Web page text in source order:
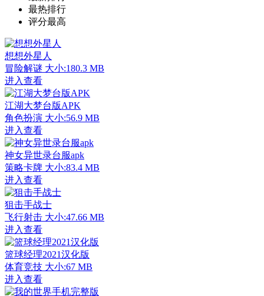
最热排行
评分最高
想想外星人
冒险解谜 大小:180.3 MB
进入查看
江湖大梦台版APK
角色扮演 大小:56.9 MB
进入查看
神女异世录台服apk
策略卡牌 大小:83.4 MB
进入查看
狙击手战士
飞行射击 大小:47.66 MB
进入查看
篮球经理2021汉化版
体育竞技 大小:67 MB
进入查看